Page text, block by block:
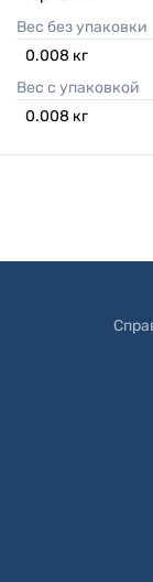
Вес без упаковки
0.008 кг
Вес с упаковкой
0.008 кг